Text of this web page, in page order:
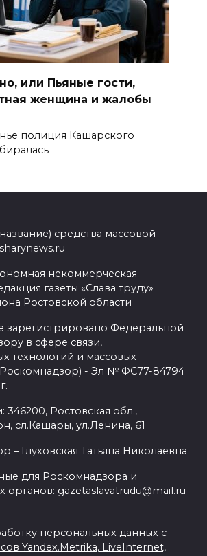
или Пьяные гости,
женщина и жалобы
полиция Кашарского
средства массовой
некоммерческая
газеты «Слава труду»
Ростовской области
зарегистрировано Федеральной
в сфере связи,
технологий и массовых
- Эл № ФС77-84794
Ростовская обл.,
сл.Кашары, ул.Ленина, 61
– Глуховская Татьяна Николаевна
для Роскомнадзора и
органов: gazetaslavatrudu@mail.ru
персональных данных с
Yandex.Metrika, LiveInternet,